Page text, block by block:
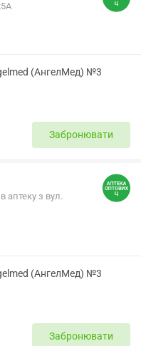
(АнгелМед) №3
Забронювати
аптеку з вул.
(АнгелМед) №3
Забронювати